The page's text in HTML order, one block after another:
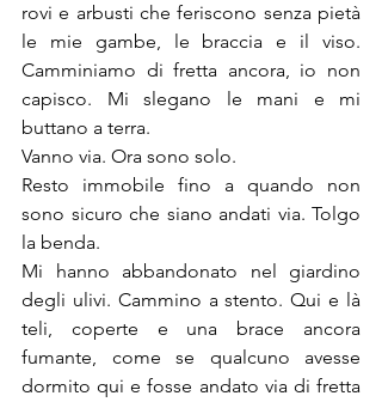
rovi e arbusti che feriscono senza pietà
le mie gambe, le braccia e il viso.
Camminiamo di fretta ancora, io non
capisco. Mi slegano le mani e mi
buttano a terra.
Vanno via. Ora sono solo.
Resto immobile fino a quando non
sono sicuro che siano andati via. Tolgo
la benda.
Mi hanno abbandonato nel giardino
degli ulivi. Cammino a stento. Qui e là
teli, coperte e una brace ancora
fumante, come se qualcuno avesse
dormito qui e fosse andato via di fretta